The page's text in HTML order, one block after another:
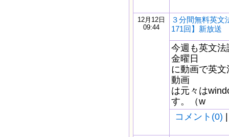
12月12日
09:44
３分間無料英文
171回】新放送
今週も英文
金曜日
に動画で英
動画
は元々は
す。（w
コメント(0)